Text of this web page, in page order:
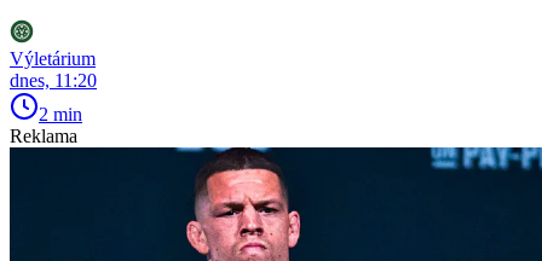
Výletárium
dnes, 11:20
2 min
Reklama